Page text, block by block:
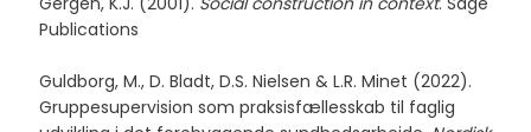
Publications
Guldborg, M., D. Bladt, D.S. Nielsen & L.R. Minet (2022).
Gruppesupervision som praksisfællesskab til faglig